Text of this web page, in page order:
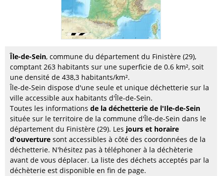
Île-de-Sein, commune du département du Finistère (29),
comptant 263 habitants sur une superficie de 0.6 km², soit
une densité de 438,3 habitants/km².
Île-de-Sein dispose d'une seule et unique déchetterie sur la
ville accessible aux habitants d'Île-de-Sein.
Toutes les informations de la déchetterie de l'Ile-de-Sein
située sur le territoire de la commune d'Île-de-Sein dans le
département du Finistère (29). Les jours et horaire
d'ouverture sont accessibles à côté des coordonnées de la
déchetterie. N'hésitez pas à téléphoner à la déchèterie
avant de vous déplacer. La liste des déchets acceptés par la
déchèterie est disponible en fin de page.